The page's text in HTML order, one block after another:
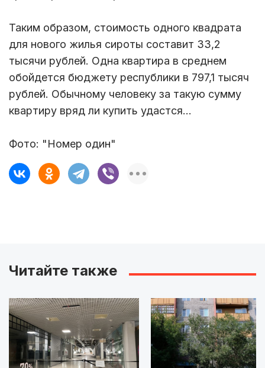
Таким образом, стоимость одного квадрата
для нового жилья сироты составит 33,2
тысячи рублей. Одна квартира в среднем
обойдется бюджету республики в 797,1 тысяч
рублей. Обычному человеку за такую сумму
квартиру вряд ли купить удастся…
Фото: "Номер один"
Читайте также